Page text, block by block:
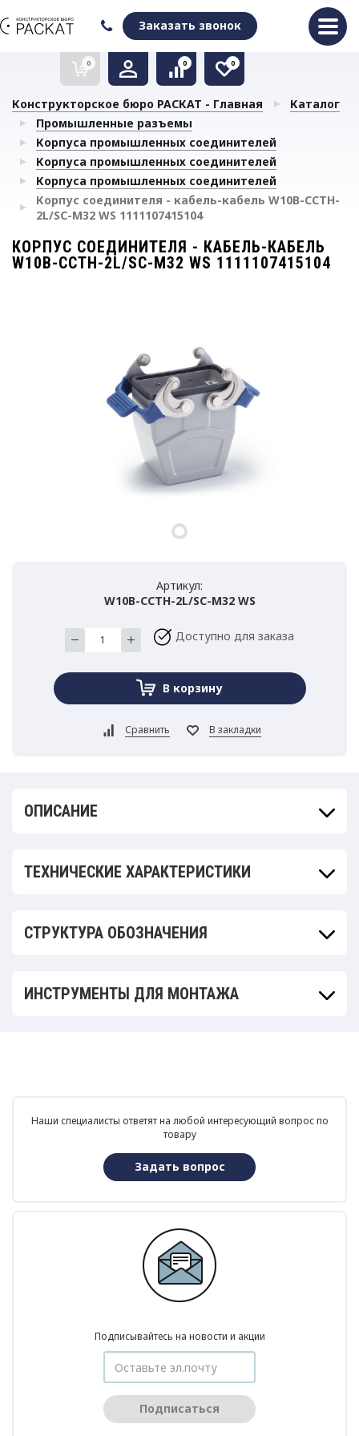
Заказать звонок
0
Очистить список сравнения
0
Очистить избранное
0
Конструкторское бюро РАСКАТ - Главная
Каталог
Промышленные разъемы
Корпуса промышленных соединителей
Корпуса промышленных соединителей
Корпуса промышленных соединителей
Корпус соединителя - кабель-кабель W10B-CCTH-
2L/SC-M32 WS 1111107415104
КОРПУС СОЕДИНИТЕЛЯ - КАБЕЛЬ-КАБЕЛЬ
W10B-CCTH-2L/SC-M32 WS 1111107415104
Артикул:
W10B-CCTH-2L/SC-M32 WS
Доступно для заказа
ОПИСАНИЕ
ТЕХНИЧЕСКИЕ ХАРАКТЕРИСТИКИ
СТРУКТУРА ОБОЗНАЧЕНИЯ
ИНСТРУМЕНТЫ ДЛЯ МОНТАЖА
Наши специалисты ответят на любой интересующий вопрос по
товару
Задать вопрос
Подписывайтесь на новости и акции
Подписаться